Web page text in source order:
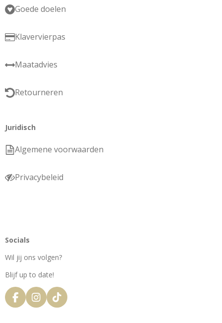
Goede doelen
Klavervierpas
Maatadvies
Retourneren
Juridisch
Algemene voorwaarden
Privacybeleid
Socials
Wil jij ons volgen?
Blijf up to date!
F
a
I
n
T
i